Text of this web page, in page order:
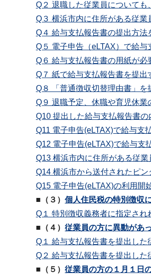
Q２ 退職した従業員についても
Q３ 横浜市内に住所がある従業
Q４ 給与支払報告書の提出方法
Q５ 電子申告（eLTAX）で給与
Q６ 給与支払報告書の用紙が必
Q７ 紙で給与支払報告書を提出
Q８ 「普通徴収切替理由書」を
Q９ 退職予定、休職や育児休業
Q10 提出した給与支払報告書
Q11 電子申告(eLTAX)で給与支
Q12 電子申告(eLTAX)で給与支
Q13 横浜市内に住所がある従
Q14 横浜市から送付されたピ
Q15 電子申告(eLTAX)の利用開
■（３） 個人住民税の特別徴収
Q１ 特別徴収義務者に指定され
■（４） 従業員の方に異動があ
Q１ 給与支払報告書を提出した
Q２ 給与支払報告書を提出した
■（５） 従業員の方の１月１日